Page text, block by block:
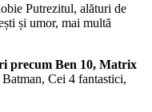
Putrezitul, alături de
și umor, mai multă
precum Ben 10, Matrix
Cei 4 fantastici,